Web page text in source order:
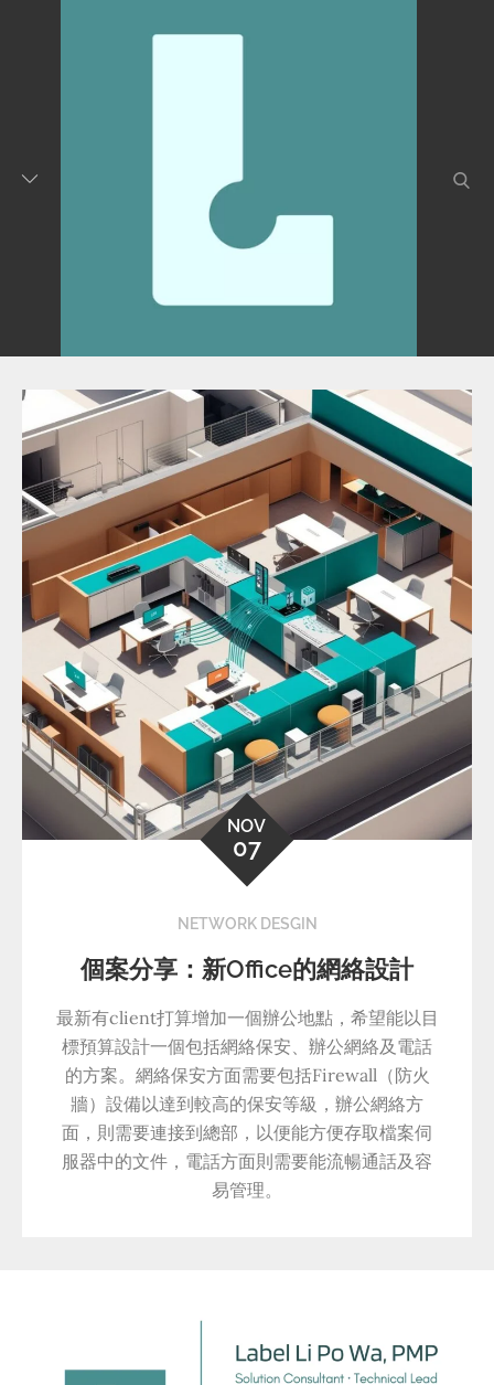
NOV
07
NETWORK DESGIN
個案分享：新Office的網絡設計
最新有client打算增加一個辦公地點，希望能以目
標預算設計一個包括網絡保安、辦公網絡及電話
的方案。網絡保安方面需要包括Firewall（防火
牆）設備以達到較高的保安等級，辦公網絡方
面，則需要連接到總部，以便能方便存取檔案伺
服器中的文件，電話方面則需要能流暢通話及容
易管理。